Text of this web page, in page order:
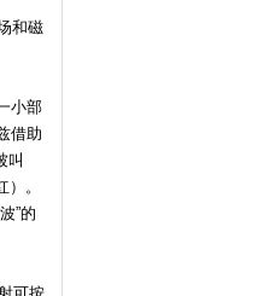
和磁
小部
借助
叫
。
”的